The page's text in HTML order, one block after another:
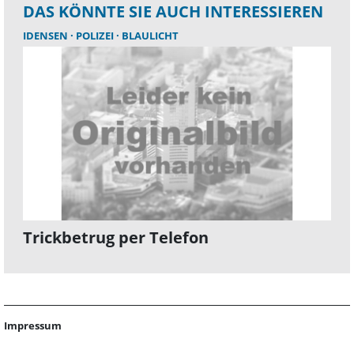
DAS KÖNNTE SIE AUCH INTERESSIEREN
IDENSEN POLIZEI BLAULICHT
Trickbetrug per Telefon
Impressum